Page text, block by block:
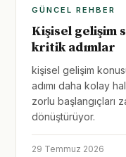
GÜNCEL REHBER
Kişisel gelişim
kritik adımlar
kişisel gelişim
adımı daha kolay
zorlu başlangıçları
dönüştürüyor.
29 Temmuz 2026